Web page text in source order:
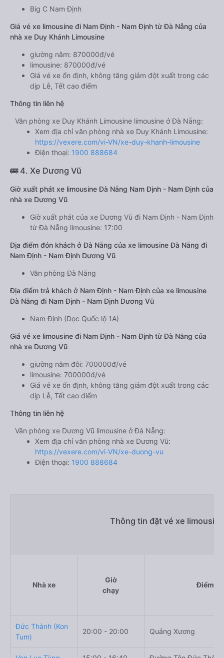
Big C Nam Định
Giá vé xe limousine đi Nam Định - Nam Định từ Đà Nẵng của
nhà xe Duy Khánh Limousine
giường nằm: 870000đ/vé
limousine: 870000đ/vé
Giá vé xe ổn định, không tăng giảm đột xuất trong các
dịp Lễ, Tết cao điểm
Thông tin liên hệ
Văn phòng xe Duy Khánh Limousine limousine ở Đà Nẵng:
Xem địa chỉ văn phòng nhà xe Duy Khánh Limousine:
https://vexere.com/vi-VN/xe-duy-khanh-limousine
Điện thoại: 1900 888684
🚌 4. Xe Dương Vũ
Giờ xuất phát xe limousine Đà Nẵng Nam Định - Nam Định của
nhà xe Dương Vũ
Giờ xuất phát của xe Dương Vũ đi Nam Định - Nam Định
từ Đà Nẵng limousine: 17:00
Địa điểm đón khách ở Đà Nẵng của xe limousine Đà Nẵng đi
Nam Định - Nam Định Dương Vũ
Văn phòng Đà Nẵng
Địa điểm trả khách ở Nam Định - Nam Định của xe limousine
Đà Nẵng đi Nam Định - Nam Định Dương Vũ
Nam Định (Dọc Quốc lộ 1A)
Giá vé xe limousine đi Nam Định - Nam Định từ Đà Nẵng của
nhà xe Dương Vũ
giường nằm đôi: 700000đ/vé
limousine: 700000đ/vé
Giá vé xe ổn định, không tăng giảm đột xuất trong các
dịp Lễ, Tết cao điểm
Thông tin liên hệ
Văn phòng xe Dương Vũ limousine ở Đà Nẵng:
Xem địa chỉ văn phòng nhà xe Dương Vũ:
https://vexere.com/vi-VN/xe-duong-vu
Điện thoại: 1900 888684
Thông tin đặt vé xe
Nhà xe
Giờ
chạy
Điểm đi
Đức Thành (Kon
Tum)
20:00 - 20:00 Quảng Xương